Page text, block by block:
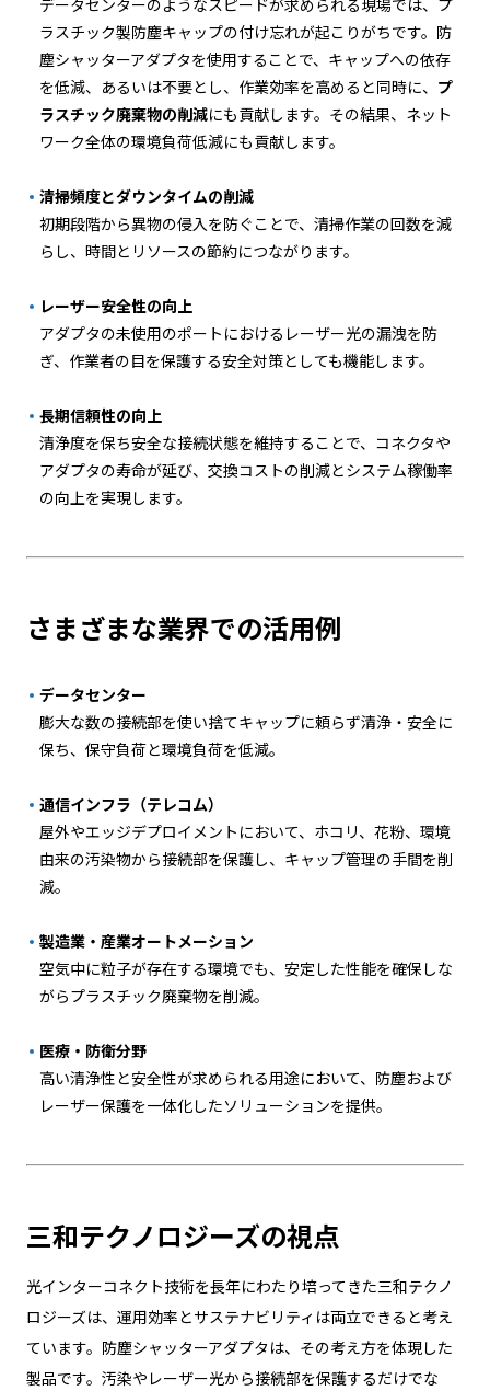
データセンターのようなスピードが求められる現場では、プ
ラスチック製防塵キャップの付け忘れが起こりがちです。防
塵シャッターアダプタを使用することで、キャップへの依存
を低減、あるいは不要とし、作業効率を高めると同時に、 プ
ラスチック廃棄物の削減にも貢献します。その結果、ネット
ワーク全体の環境負荷低減にも貢献します。
清掃頻度とダウンタイムの削減
初期段階から異物の侵入を防ぐことで、清掃作業の回数を減
らし、時間とリソースの節約につながります。
レーザー安全性の向上
アダプタの未使用のポートにおけるレーザー光の漏洩を防
ぎ、作業者の目を保護する安全対策としても機能します。
長期信頼性の向上
清浄度を保ち安全な接続状態を維持することで、コネクタや
アダプタの寿命が延び、交換コストの削減とシステム稼働率
の向上を実現します。
さまざまな業界での活用例
データセンター
膨大な数の接続部を使い捨てキャップに頼らず清浄・安全に
保ち、保守負荷と環境負荷を低減。
通信インフラ（テレコム）
屋外やエッジデプロイメントにおいて、ホコリ、花粉、環境
由来の汚染物から接続部を保護し、キャップ管理の手間を削
減。
製造業・産業オートメーション
空気中に粒子が存在する環境でも、安定した性能を確保しな
がらプラスチック廃棄物を削減。
医療・防衛分野
高い清浄性と安全性が求められる用途において、防塵および
レーザー保護を一体化したソリューションを提供。
三和テクノロジーズの視点
光インターコネクト技術を長年にわたり培ってきた三和テクノ
ロジーズは、運用効率とサステナビリティは両立できると考え
ています。防塵シャッターアダプタは、その考え方を体現した
製品です。汚染やレーザー光から接続部を保護するだけでな